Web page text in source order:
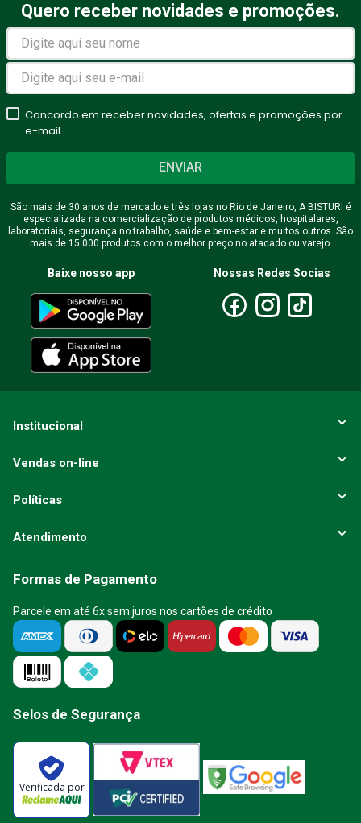
Quero receber novidades e promoções.
Concordo em receber novidades, ofertas e promoções por
e-mail.
ENVIAR
São mais de 30 anos de mercado e três lojas no Rio de Janeiro, A BISTURI é
especializada na comercialização de produtos médicos, hospitalares,
laboratoriais, segurança no trabalho, saúde e bem-estar e muitos outros. São
mais de 15.000 produtos com o melhor preço no atacado ou varejo.
Baixe nosso app Nossas Redes Socias
Institucional
Vendas on-line
Políticas
Atendimento
Formas de Pagamento
Parcele em até 6x sem juros nos cartões de crédito
Selos de Segurança
Verificada por